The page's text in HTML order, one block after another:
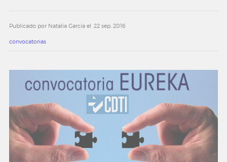
Publicado por Natalia García el 22 sep. 2016
convocatorias